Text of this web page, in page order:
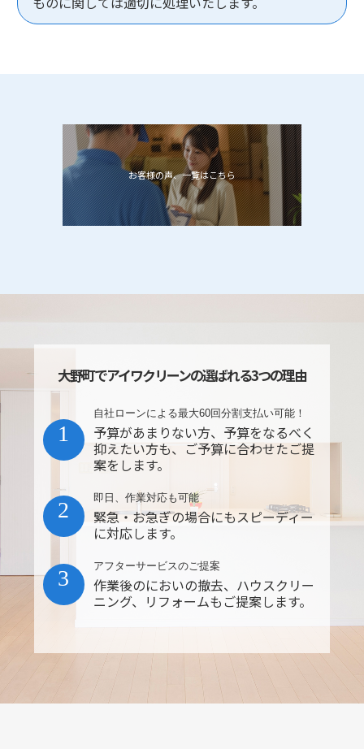
お客様の声、一覧はこちら
大野町でアイワクリーンの選ばれる3つの理由
自社ローンによる最大60回分割支払い可能！
予算があまりない方、予算をなるべく
抑えたい方も、ご予算に合わせたご提
案をします。
1
即日、作業対応も可能
緊急・お急ぎの場合にもスピーディー
に対応します。
2
アフターサービスのご提案
作業後のにおいの撤去、ハウスクリー
ニング、リフォームもご提案します。
3